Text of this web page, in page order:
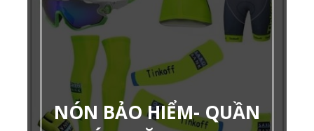
NÓN BẢO HIỂM- QUẦN